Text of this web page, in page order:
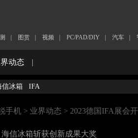
图赏 视频 PC/PAD/DIY 汽车
动态 |
信冰箱 IFA
手机 > 业界动态 > 2023德国IFA展会